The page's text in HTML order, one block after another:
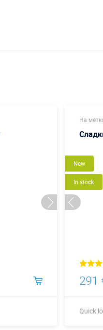
На
New
In stock
291
Quick